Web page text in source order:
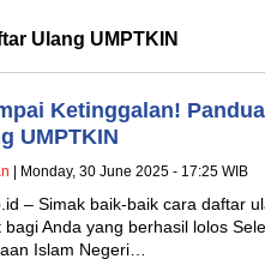
Ulang UMPTKIN
Ketinggalan!
UMPTKIN
| Monday, 30 June 2025 - 17:25 WIB
– Simak baik-baik cara daftar
bagi Anda yang berhasil lolos
Islam Negeri…